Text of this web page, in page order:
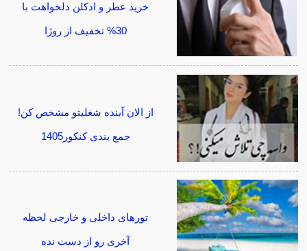
خرید عطر و ادکلن دلخواهت با
30% تخفیف از روژا
از الان آینده شغلیتو مشخص کن!
جمع بندی کنکور1405
تورهای داخلی و خارجی لحظه
آخری رو از دست نده